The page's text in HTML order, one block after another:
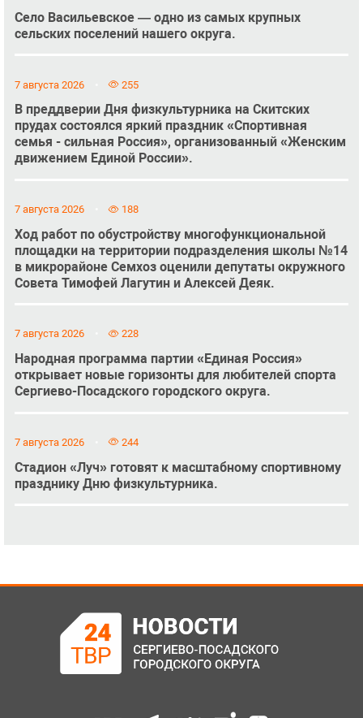
Село Васильевское — одно из самых крупных
сельских поселений нашего округа.
7 августа 2026 255
В преддверии Дня физкультурника на Скитских
прудах состоялся яркий праздник «Спортивная
семья - сильная Россия», организованный «Женским
движением Единой России».
7 августа 2026 188
Ход работ по обустройству многофункциональной
площадки на территории подразделения школы №14
в микрорайоне Семхоз оценили депутаты окружного
Совета Тимофей Лагутин и Алексей Деяк.
7 августа 2026 228
Народная программа партии «Единая Россия»
открывает новые горизонты для любителей спорта
Сергиево-Посадского городского округа.
7 августа 2026 244
Стадион «Луч» готовят к масштабному спортивному
празднику Дню физкультурника.